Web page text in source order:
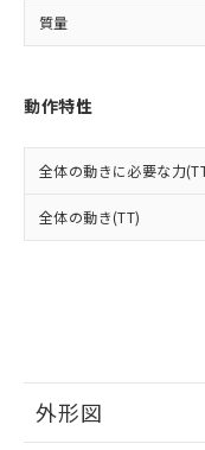
質量
動作特性
全体の動きに必要な力
全体の動き(TT)
外形図
※当社
EU RoHS指
51物質の非
また、RoHS
物質の対応で
欄に対応日を